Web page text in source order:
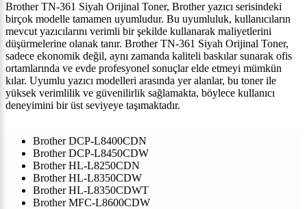
Brother TN-361 Siyah Orijinal Toner, Brother yazıcı serisindeki
birçok modelle tamamen uyumludur. Bu uyumluluk, kullanıcıların
mevcut yazıcılarını verimli bir şekilde kullanarak maliyetlerini
düşürmelerine olanak tanır. Brother TN-361 Siyah Orijinal Toner,
sadece ekonomik değil, aynı zamanda kaliteli baskılar sunarak ofis
ortamlarında ve evde profesyonel sonuçlar elde etmeyi mümkün
kılar. Uyumlu yazıcı modelleri arasında yer alanlar, bu toner ile
yüksek verimlilik ve güvenilirlik sağlamakta, böylece kullanıcı
deneyimini bir üst seviyeye taşımaktadır.
Brother DCP-L8400CDN
Brother DCP-L8450CDW
Brother HL-L8250CDN
Brother HL-L8350CDW
Brother HL-L8350CDWT
Brother MFC-L8600CDW